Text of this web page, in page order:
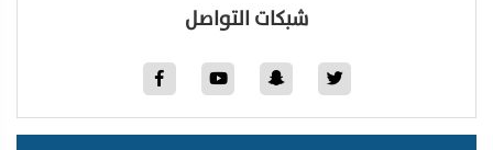
شبكات التواصل